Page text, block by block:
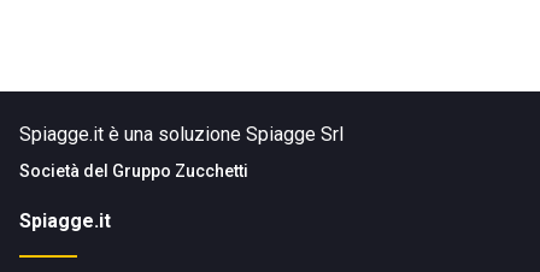
Spiagge.it è una soluzione Spiagge Srl
Società del Gruppo Zucchetti
Spiagge.it